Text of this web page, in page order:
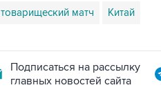
товарищеский матч Китай
Подписаться на рассылку
главных новостей сайта